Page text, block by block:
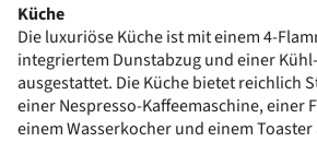
Küche
Die luxuriöse Küche ist mit einem 4-
integriertem Dunstabzug und einer
ausgestattet. Die Küche bietet reichlich
einer Nespresso-Kaffeemaschine, einer
einem Wasserkocher und einem